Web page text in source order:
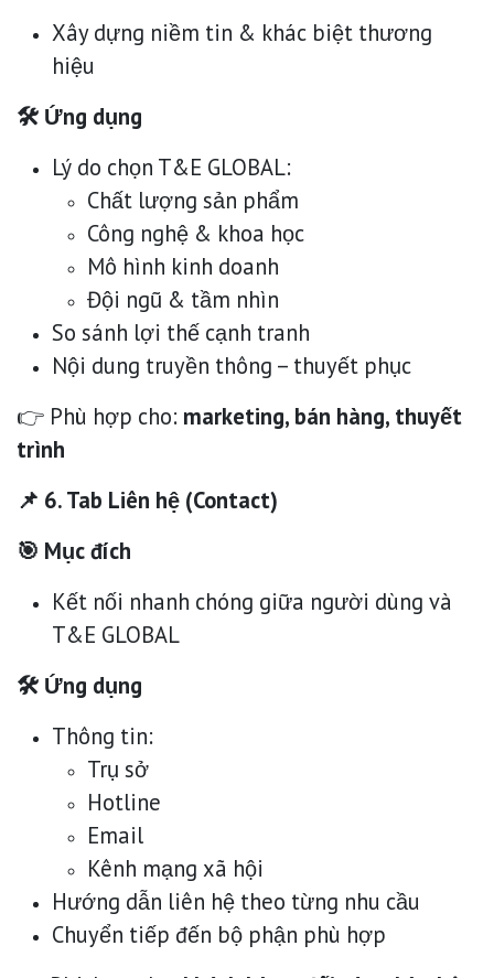
Xây dựng niềm tin & khác biệt thương
hiệu
🛠 Ứng dụng
Lý do chọn T&E GLOBAL:
Chất lượng sản phẩm
Công nghệ & khoa học
Mô hình kinh doanh
Đội ngũ & tầm nhìn
So sánh lợi thế cạnh tranh
Nội dung truyền thông – thuyết phục
👉 Phù hợp cho: marketing, bán hàng, thuyết
trình
📌 6. Tab Liên hệ (Contact)
🎯 Mục đích
Kết nối nhanh chóng giữa người dùng và
T&E GLOBAL
🛠 Ứng dụng
Thông tin:
Trụ sở
Hotline
Email
Kênh mạng xã hội
Hướng dẫn liên hệ theo từng nhu cầu
Chuyển tiếp đến bộ phận phù hợp